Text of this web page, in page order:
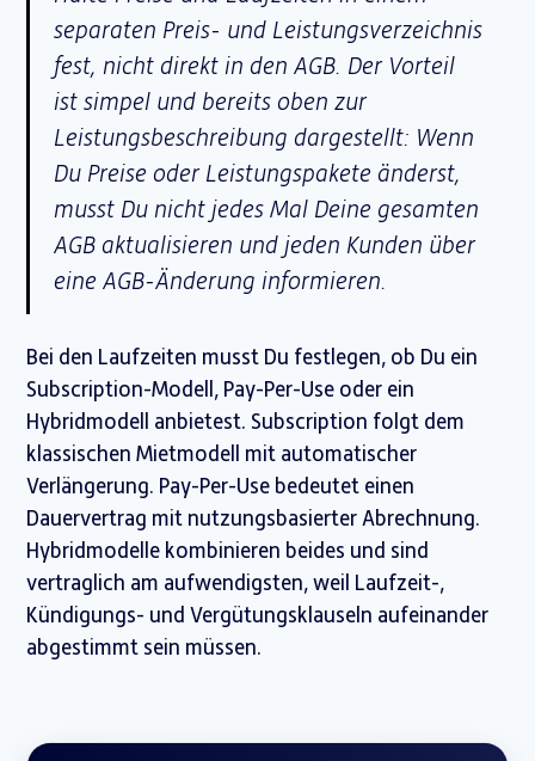
separaten Preis- und Leistungsverzeichnis
fest, nicht direkt in den AGB. Der Vorteil
ist simpel und bereits oben zur
Leistungsbeschreibung dargestellt: Wenn
Du Preise oder Leistungspakete änderst,
musst Du nicht jedes Mal Deine gesamten
AGB aktualisieren und jeden Kunden über
eine AGB-Änderung informieren.
Bei den Laufzeiten musst Du festlegen, ob Du ein
Subscription-Modell, Pay-Per-Use oder ein
Hybridmodell anbietest. Subscription folgt dem
klassischen Mietmodell mit automatischer
Verlängerung. Pay-Per-Use bedeutet einen
Dauervertrag mit nutzungsbasierter Abrechnung.
Hybridmodelle kombinieren beides und sind
vertraglich am aufwendigsten, weil Laufzeit-,
Kündigungs- und Vergütungsklauseln aufeinander
abgestimmt sein müssen.